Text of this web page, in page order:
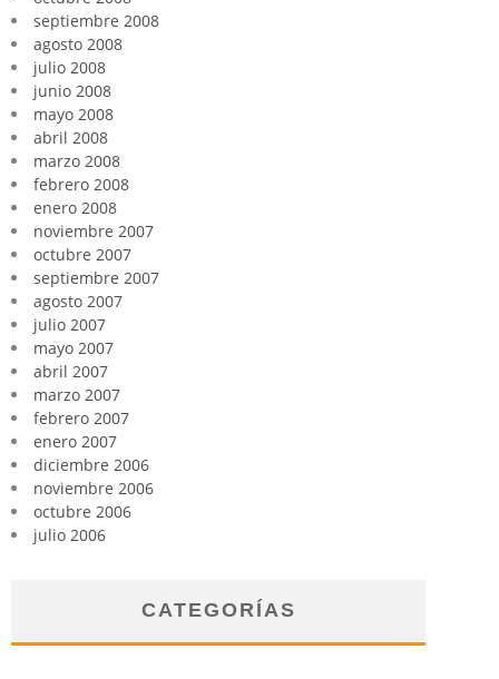
septiembre 2008
agosto 2008
julio 2008
junio 2008
mayo 2008
abril 2008
marzo 2008
febrero 2008
enero 2008
noviembre 2007
octubre 2007
septiembre 2007
agosto 2007
julio 2007
mayo 2007
abril 2007
marzo 2007
febrero 2007
enero 2007
diciembre 2006
noviembre 2006
octubre 2006
julio 2006
CATEGORÍAS